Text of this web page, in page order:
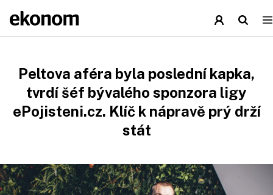
Peltova aféra byla poslední kapka,
tvrdí šéf bývalého sponzora ligy
ePojisteni.cz. Klíč k nápravě prý drží
stát